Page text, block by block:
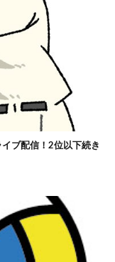
ブ配信！2位以下続き